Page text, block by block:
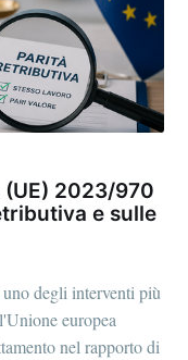
2023/970
e sulle
degli interventi più
europea
nel rapporto di